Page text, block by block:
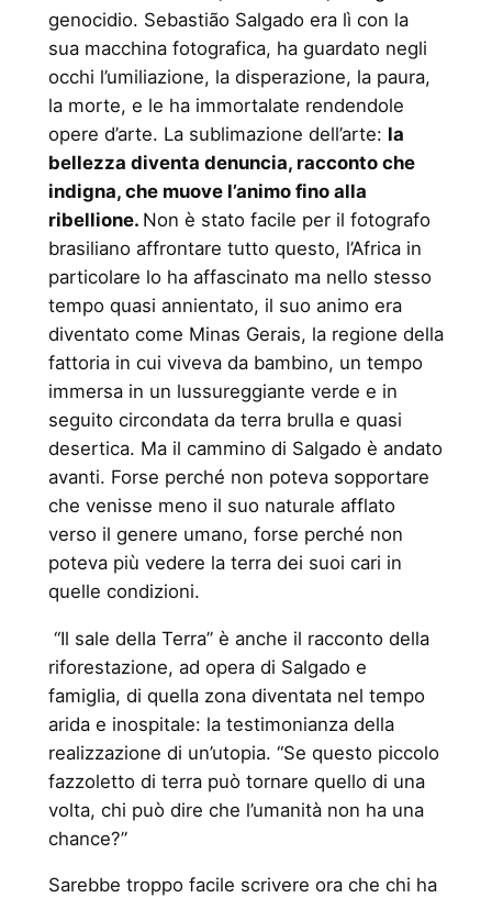
genocidio. Sebastião Salgado era lì con la
sua macchina fotografica, ha guardato negli
occhi l’umiliazione, la disperazione, la paura,
la morte, e le ha immortalate rendendole
opere d’arte. La sublimazione dell’arte: la
bellezza diventa denuncia, racconto che
indigna, che muove l’animo fino alla
ribellione. Non è stato facile per il fotografo
brasiliano affrontare tutto questo, l’Africa in
particolare lo ha affascinato ma nello stesso
tempo quasi annientato, il suo animo era
diventato come Minas Gerais, la regione della
fattoria in cui viveva da bambino, un tempo
immersa in un lussureggiante verde e in
seguito circondata da terra brulla e quasi
desertica. Ma il cammino di Salgado è andato
avanti. Forse perché non poteva sopportare
che venisse meno il suo naturale afflato
verso il genere umano, forse perché non
poteva più vedere la terra dei suoi cari in
quelle condizioni.
“Il sale della Terra” è anche il racconto della
riforestazione, ad opera di Salgado e
famiglia, di quella zona diventata nel tempo
arida e inospitale: la testimonianza della
realizzazione di un’utopia. “Se questo piccolo
fazzoletto di terra può tornare quello di una
volta, chi può dire che l’umanità non ha una
chance?”
Sarebbe troppo facile scrivere ora che chi ha